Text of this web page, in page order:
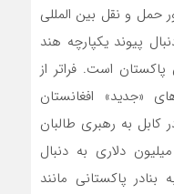
حمل و نقل بین المللی
پیوند یکپارچه هند
است. فراتر از
«جدید» افغانستان
به رهبری طالبان
نیز با ارائه یک سرمایه‌گذاری ۳۵ میلیون دلاری به دنبال
پاکستانی مانند